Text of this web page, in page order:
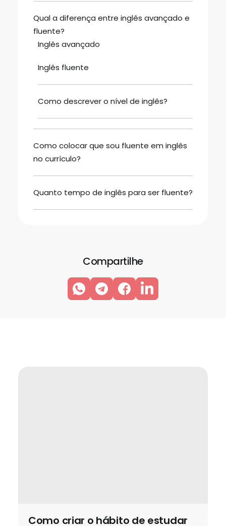
Qual a diferença entre inglês avançado e
fluente?
Inglês avançado
Inglês fluente
Como descrever o nível de inglês?
Como colocar que sou fluente em inglês
no currículo?
Quanto tempo de inglês para ser fluente?
Compartilhe
Como criar o hábito de estudar